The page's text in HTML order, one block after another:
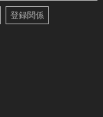
登録関係